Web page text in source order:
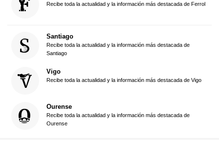
Recibe toda la actualidad y la información más destacada de Ferrol
Santiago
Recibe toda la actualidad y la información más destacada de
Santiago
Vigo
Recibe toda la actualidad y la información más destacada de Vigo
Ourense
Recibe toda la actualidad y la información más destacada de
Ourense